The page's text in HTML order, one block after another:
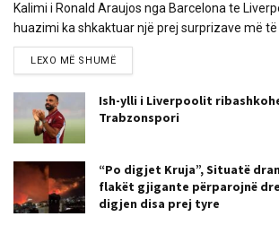
Kalimi i Ronald Araujos nga Barcelona te
huazimi ka shkaktuar një prej surprizave më të
LEXO MË SHUMË
Ish-ylli i Liverpoolit
Trabzonspori
“Po digjet Kruja”, Situatë
flakët gjigante përparojnë
digjen disa prej tyre